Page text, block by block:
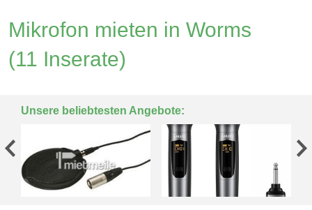
Mikrofon mieten in Worms
(11 Inserate)
Unsere beliebtesten Angebote: